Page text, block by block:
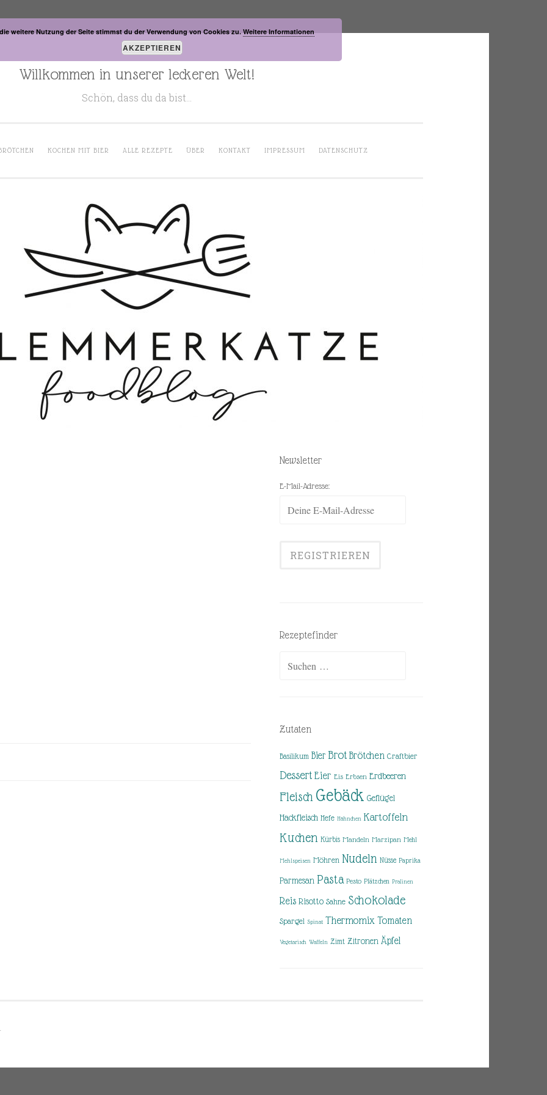
Willkommen in unserer leckeren Welt!
Schön, dass du da bist…
KOCHEN MIT BIER ALLE REZEPTE ÜBER KONTAKT IMPRESSUM DATENSCHUTZ
Newsletter
E-Mail-Adresse:
Rezeptefinder
Zutaten
Basilikum Bier Brot Brötchen Craftbier
Dessert Eier Eis Erbsen Erdbeeren
Fleisch Gebäck Geflügel
Hackfleisch Hefe Hähnchen Kartoffeln
Kuchen Kürbis Mandeln Marzipan Mehl
Mehlspeisen Möhren Nudeln Nüsse Paprika
Parmesan Pasta Pesto Plätzchen Pralinen
Reis Risotto Sahne Schokolade
Spargel Spinat Thermomix Tomaten
Vegetarisch Waffeln Zimt Zitronen Äpfel
weitere Nutzung der Seite stimmst du der Verwendung von Cookies zu. Weitere Informationen
AKZEPTIEREN